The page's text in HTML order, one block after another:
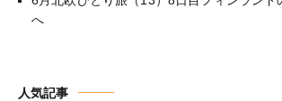
へ
人気記事